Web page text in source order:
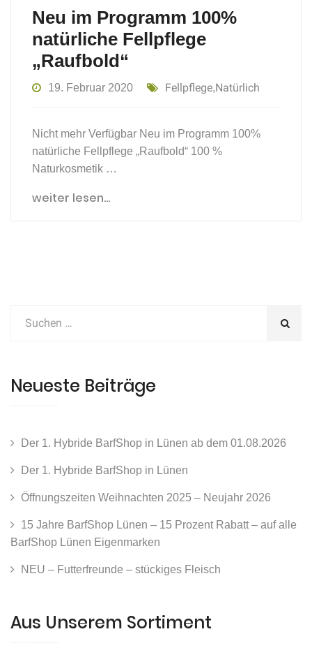
Neu im Programm 100%
natürliche Fellpflege
„Raufbold“
19. Februar 2020 Fellpflege,Natürlich
Nicht mehr Verfügbar Neu im Programm 100%
natürliche Fellpflege „Raufbold“ 100 %
Naturkosmetik …
weiter lesen...
Neueste Beiträge
Der 1. Hybride BarfShop in Lünen ab dem 01.08.2026
Der 1. Hybride BarfShop in Lünen
Öffnungszeiten Weihnachten 2025 – Neujahr 2026
15 Jahre BarfShop Lünen – 15 Prozent Rabatt – auf alle
BarfShop Lünen Eigenmarken
NEU – Futterfreunde – stückiges Fleisch
Aus Unserem Sortiment